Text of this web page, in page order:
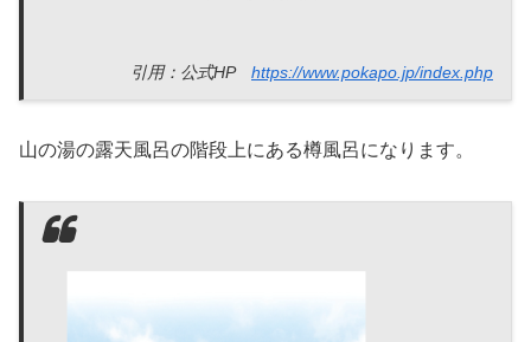
引用：公式HP https://www.pokapo.jp/index.php
山の湯の露天風呂の階段上にある樽風呂になります。